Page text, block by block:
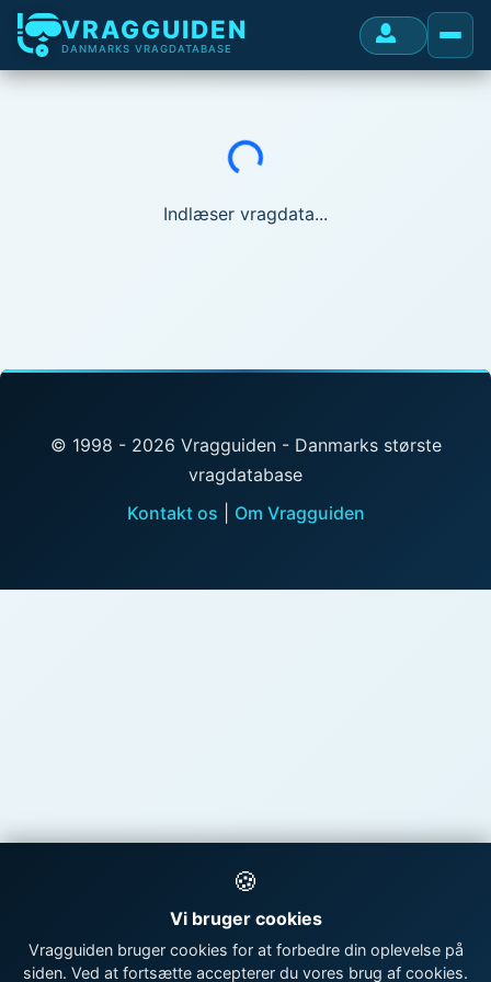
VRAGGUIDEN
DANMARKS VRAGDATABASE
Indlæser...
Indlæser vragdata...
© 1998 - 2026 Vragguiden - Danmarks største
vragdatabase
Kontakt os
Om Vragguiden
🍪
Vi bruger cookies
Vragguiden bruger cookies for at forbedre din oplevelse på
siden. Ved at fortsætte accepterer du vores brug af cookies.